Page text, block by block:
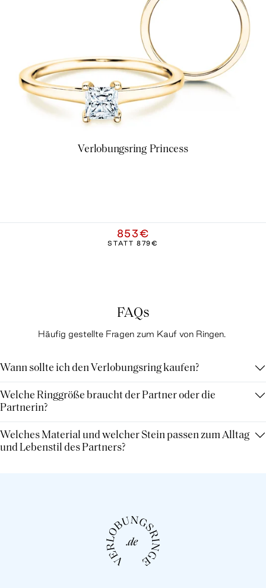
Verlobungsring Princess
853€
STATT879€
FAQs
Häufig gestellte Fragen zum Kauf von Ringen.
Wann sollte ich den Verlobungsring kaufen?
Welche Ringgröße braucht der Partner oder die
Partnerin?
Welches Material und welcher Stein passen zum Alltag
und Lebenstil des Partners?